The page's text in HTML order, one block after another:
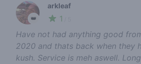
👑
arkleaf
1
Have not had anything good
2020 and thats back when they
kush. Service is meh aswell.